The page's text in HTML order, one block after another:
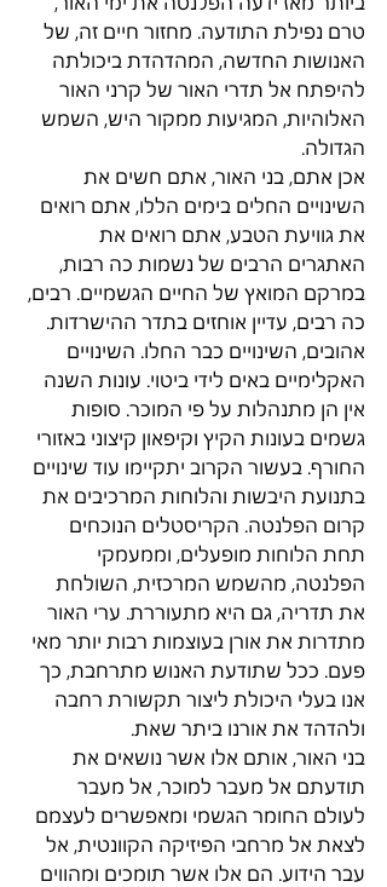
טרם נפילת התודעה. מחזור חיים זה, של
האנושות החדשה, המהדהדת ביכולתה
להיפתח אל תדרי האור של קרני האור
האלוהיות, המגיעות ממקור היש, השמש
הגדולה.
אכן אתם, בני האור, אתם חשים את
השינויים החלים בימים הללו, אתם רואים
את גוויעת הטבע, אתם רואים את
האתגרים הרבים של נשמות כה רבות,
במרקם המואץ של החיים הגשמיים. רבים,
כה רבים, עדיין אוחזים בתדר ההישרדות.
אהובים, השינויים כבר החלו. השינויים
האקלימיים באים לידי ביטוי. עונות השנה
אין הן מתנהלות על פי המוכר. סופות
גשמים בעונות הקיץ וקיפאון קיצוני באזורי
החורף. בעשור הקרוב יתקיימו עוד שינויים
בתנועת היבשות והלוחות המרכיבים את
קרום הפלנטה. הקריסטלים הנוכחים
תחת הלוחות מופעלים, וממעמקי
הפלנטה, מהשמש המרכזית, השולחת
את תדריה, גם היא מתעוררת. ערי האור
מתדרות את אורן בעוצמות רבות יותר מאי
פעם. ככל שתודעת האנוש מתרחבת, כך
אנו בעלי היכולת ליצור תקשורת רחבה
ולהדהד את אורנו ביתר שאת.
בני האור, אותם אלו אשר נושאים את
תודעתם אל מעבר למוכר, אל מעבר
לעולם החומר הגשמי ומאפשרים לעצמם
לצאת אל מרחבי הפיזיקה הקוונטית, אל
עבר הידוע. הם אלו אשר תומכים ומהווים